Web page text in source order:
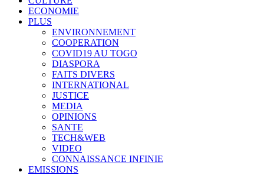
ECONOMIE
PLUS
ENVIRONNEMENT
COOPERATION
COVID19 AU TOGO
DIASPORA
FAITS DIVERS
INTERNATIONAL
JUSTICE
MEDIA
OPINIONS
SANTE
TECH&WEB
VIDEO
CONNAISSANCE INFINIE
EMISSIONS